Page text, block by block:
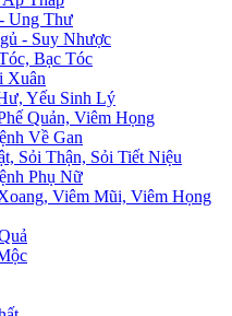
Ung Thư
- Suy Nhược
Bạc Tóc
Xuân
Yếu Sinh Lý
Quản, Viêm Họng
Về Gan
Sỏi Thận, Sỏi Tiết Niệu
Phụ Nữ
Viêm Mũi, Viêm Họng